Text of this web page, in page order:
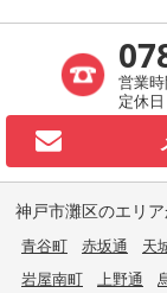
営業
定休
神戸市灘区のエリ
青谷町 赤坂通 天
岩屋南町
上野通